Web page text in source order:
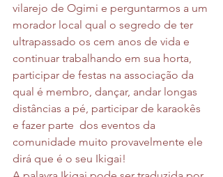
vilarejo de Ogimi e perguntarmos a um
morador local qual o segredo de ter
ultrapassado os cem anos de vida e
continuar trabalhando em sua horta,
participar de festas na associação da
qual é membro, dançar, andar longas
distâncias a pé, participar de karaokês
e fazer parte  dos eventos da
comunidade muito provavelmente ele
dirá que é o seu Ikigai!